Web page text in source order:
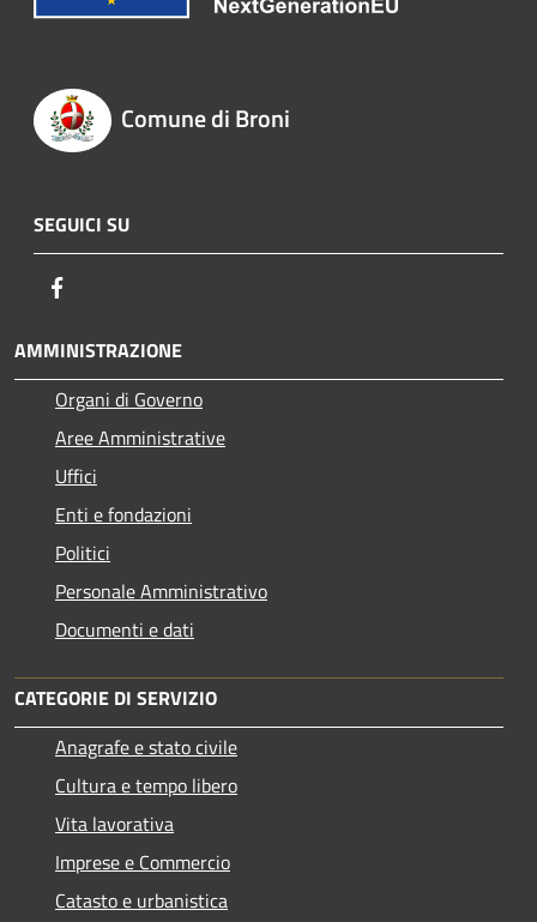
Comune di Broni
SEGUICI SU
AMMINISTRAZIONE
Organi di Governo
Aree Amministrative
Uffici
Enti e fondazioni
Politici
Personale Amministrativo
Documenti e dati
CATEGORIE DI SERVIZIO
Anagrafe e stato civile
Cultura e tempo libero
Vita lavorativa
Imprese e Commercio
Catasto e urbanistica